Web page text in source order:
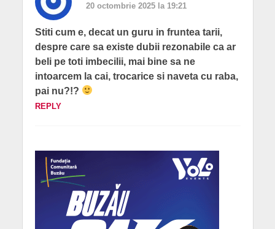
20 octombrie 2025 la 19:21
Stiti cum e, decat un guru in fruntea tarii,
despre care sa existe dubii rezonabile ca ar
beli pe toti imbecilii, mai bine sa ne
intoarcem la cai, trocarice si naveta cu raba,
pai nu?!?
REPLY